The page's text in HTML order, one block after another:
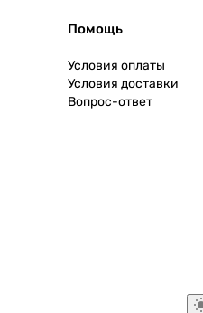
Помощь
Условия оплаты
Условия доставки
Вопрос-ответ